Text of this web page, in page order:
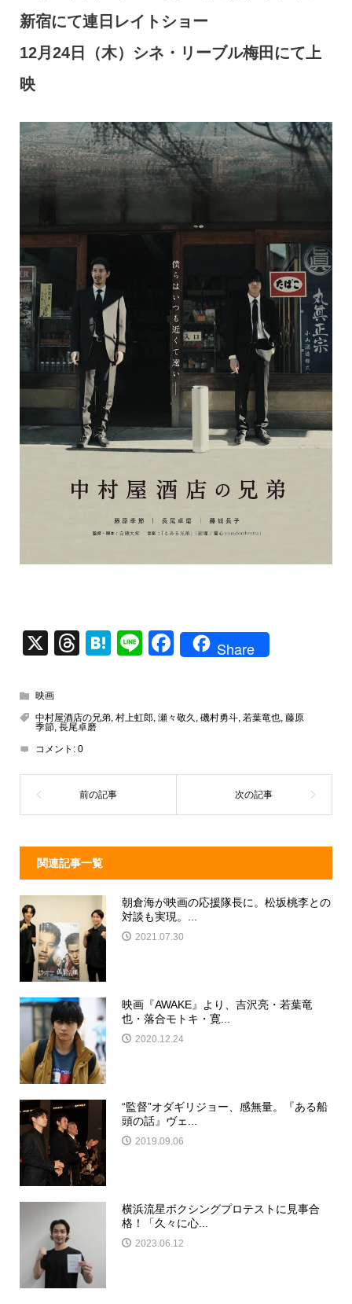
新宿にて連日レイトショー
12月24日（木）シネ・リーブル梅田にて上
映
X
T
a
d
s
H
n
Li
F
e
o
k
Share
映画
中村屋酒店の兄弟, 村上虹郎, 瀬々敬久 磯村勇斗, 若葉竜也, 藤原
季節, 長尾卓磨
コメント: 0
関連記事一覧
朝倉海が映画の応援隊長に。松坂桃李との
対談も実現。...
2021.07.30
映画『AWAKE』より、吉沢亮・若葉竜
也・落合モトキ・寛...
2020.12.24
“監督”オダギリジョー、感無量。『ある船
頭の話』ヴェ...
2019.09.06
横浜流星ボクシングプロテストに見事合
格！「久々に心...
2023.06.12